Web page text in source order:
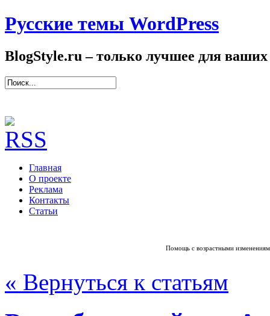
Русские темы WordPress
BlogStyle.ru – только лучшее для ваших
Главная
О проекте
Реклама
Контакты
Статьи
Помощь с возрастными
« Вернуться к статьям